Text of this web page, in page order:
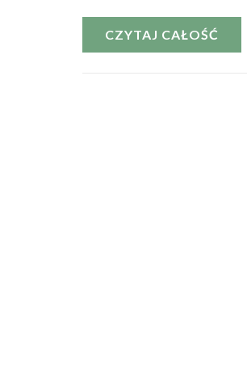
CZYTAJ CAŁOŚĆ